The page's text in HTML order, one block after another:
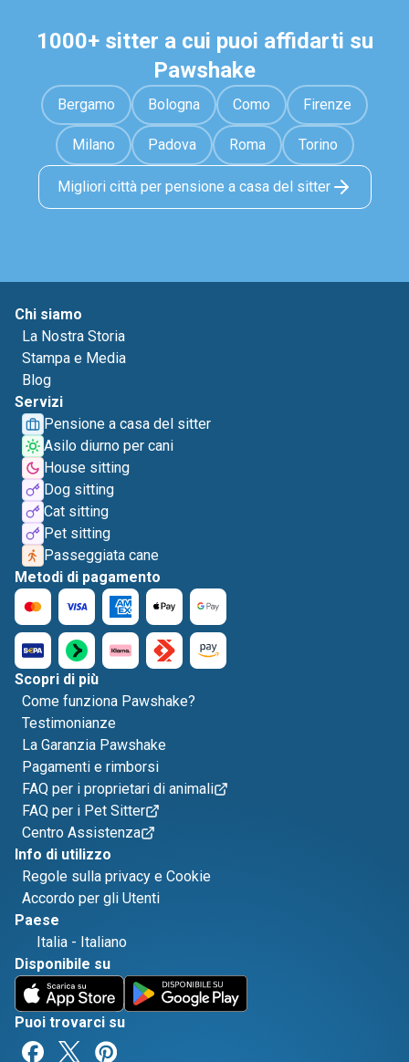
1000+ sitter a cui puoi affidarti su
Pawshake
Bergamo Bologna Como Firenze
Milano Padova Roma Torino
Migliori città per pensione a casa del sitter
Chi siamo
La Nostra Storia
Stampa e Media
Blog
Servizi
Pensione a casa del sitter
Asilo diurno per cani
House sitting
Dog sitting
Cat sitting
Pet sitting
Passeggiata cane
Metodi di pagamento
Scopri di più
Come funziona Pawshake?
Testimonianze
La Garanzia Pawshake
Pagamenti e rimborsi
FAQ per i proprietari di animali
FAQ per i Pet Sitter
Centro Assistenza
Info di utilizzo
Regole sulla privacy e Cookie
Accordo per gli Utenti
Paese
Italia - Italiano
Disponibile su
Puoi trovarci su